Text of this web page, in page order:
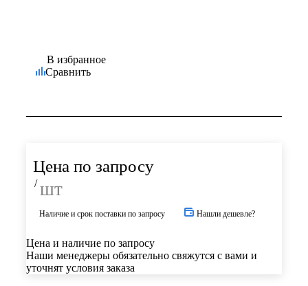
В избранное
Сравнить
Цена по запросу
/ шт
Наличие и срок поставки по запросу Нашли дешевле?
Цена и наличие по запросу
Наши менеджеры обязательно свяжутся с вами и
уточнят условия заказа